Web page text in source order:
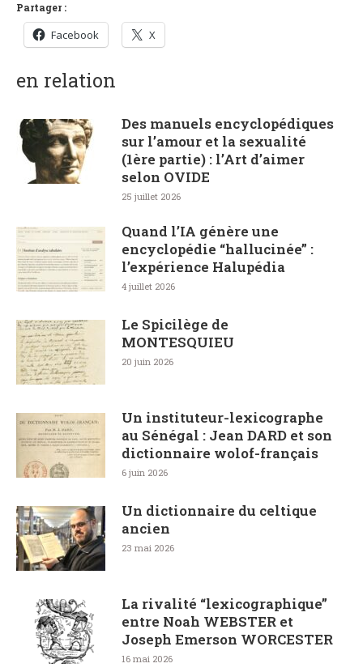
Partager :
Facebook X
en relation
Des manuels encyclopédiques
sur l’amour et la sexualité
(1ère partie) : l’Art d’aimer
selon OVIDE
25 juillet 2026
Quand l’IA génère une
encyclopédie “hallucinée” :
l’expérience Halupédia
4 juillet 2026
Le Spicilège de
MONTESQUIEU
20 juin 2026
Un instituteur-lexicographe
au Sénégal : Jean DARD et son
dictionnaire wolof-français
6 juin 2026
Un dictionnaire du celtique
ancien
23 mai 2026
La rivalité “lexicographique”
entre Noah WEBSTER et
Joseph Emerson WORCESTER
16 mai 2026